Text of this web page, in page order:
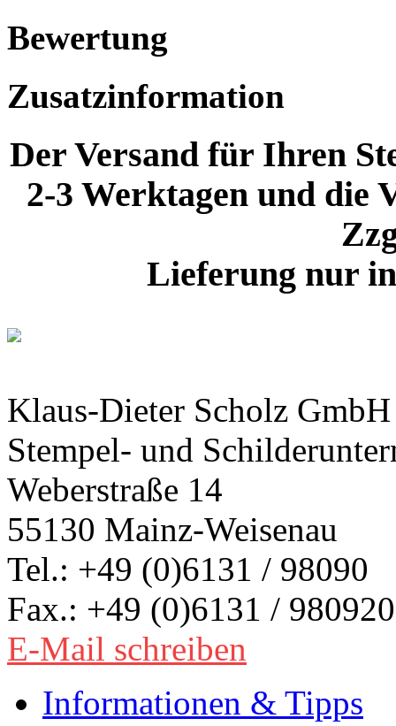
Bewertung
Zusatzinformation
Der Versand für Ihren
2-3 Werktagen und die
Lieferung nur
Klaus-Dieter Scholz GmbH
Stempel- und
Weberstraße 14
55130 Mainz-Weisenau
Tel.: +49 (0)6131 / 98090
Fax.: +49 (0)6131 / 980920
E-Mail schreiben
Informationen & Tipps